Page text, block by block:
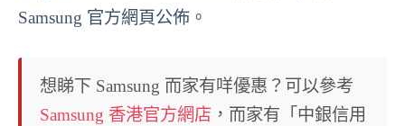
Samsung 官方網頁公佈。
想睇下 Samsung 而家有咩優惠？可以參考
Samsung 香港官方網店 ，而家有「中銀信用